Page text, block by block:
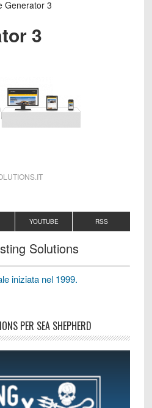
Generator 3
3
YOUTUBE RSS
Solutions
iniziata nel 1999.
PER SEA SHEPHERD